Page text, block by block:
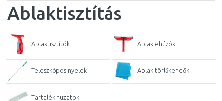
Ablaktisztítás
Ablaktisztítók Ablaklehúzók
Teleszkópos nyelek Ablak törlőkendők
Tartalék huzatok